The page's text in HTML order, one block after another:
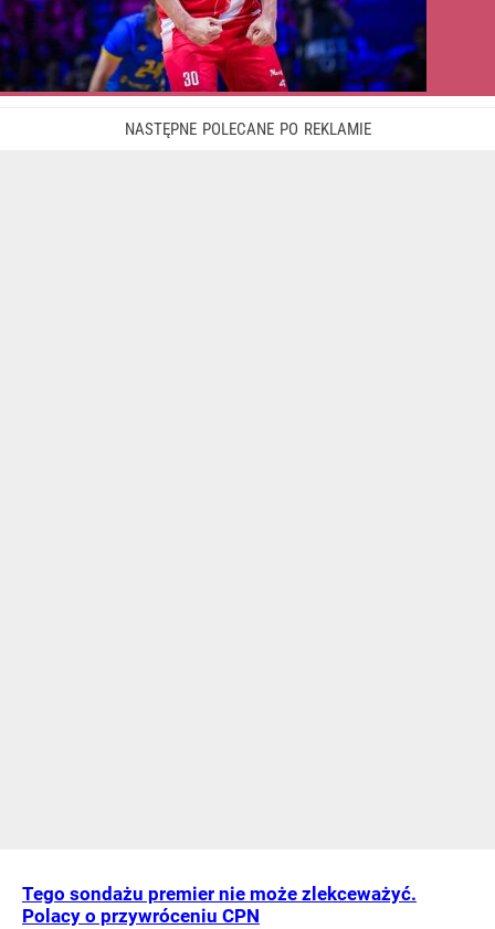
Tego sondażu premier nie może zlekceważyć.
Polacy o przywróceniu CPN